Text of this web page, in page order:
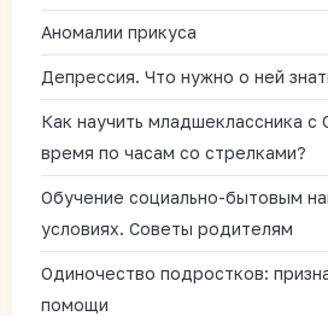
Аномалии прикуса
Депрессия. Что нужно о ней
Как научить младшеклассника с
время по часам со стрелками?
Обучение социально-бытовым
условиях. Советы родителям
Одиночество подростков:
помощи